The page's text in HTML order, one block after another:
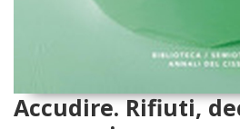
Accudire. Rifiuti,